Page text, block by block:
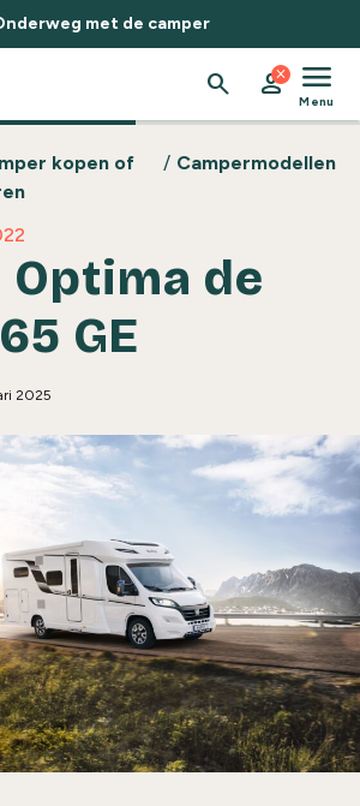
check
search person
close menu
Menu
kopen of
/ Campermodellen
Optima de
GE
2025